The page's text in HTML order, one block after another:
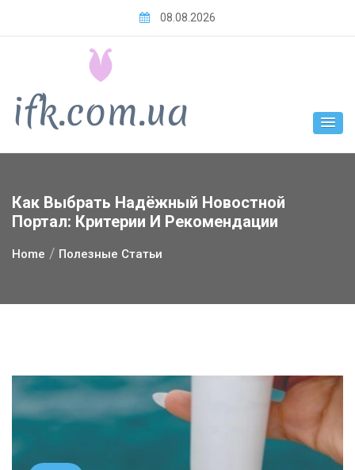
08.08.2026
Как Выбрать Надёжный Новостной
Портал: Критерии И Рекомендации
Home Полезные Статьи